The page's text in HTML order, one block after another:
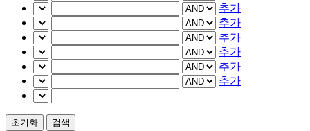
추가
추가
추가
추가
추가
추가